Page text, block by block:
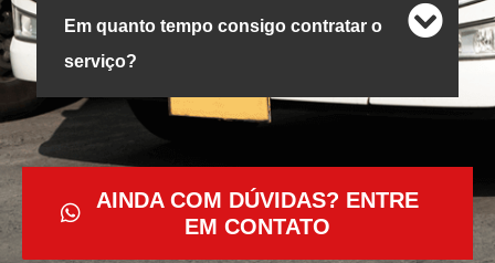
Em quanto tempo consigo contratar o
serviço?
AINDA COM DÚVIDAS? ENTRE
EM CONTATO